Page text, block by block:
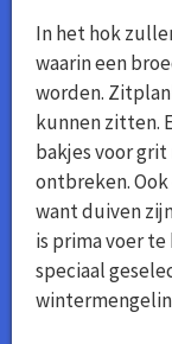
In het hok
waarin een
worden.
kunnen zitten.
bakjes voor
ontbreken.
want duiven
is prima voer te
speciaal